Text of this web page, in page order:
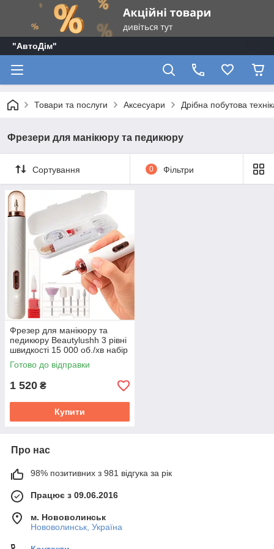
"АвтоДім"
Товари та послуги Аксесуари Дрібна побутова
Фрезери для манікюру та педикюру
Сортування 0 Фільтри
Фрезер для манікюру та
педикюру Beautylushh 3 рівні
швидкості 15 000 об./хв набір
6 фрез + алмазна фреза
(25805)
Готово до відправки
1 520 ₴
Купити
Про нас
98% позитивних з 981 відгука за рік
Працює з 09.06.2016
м. Нововолинськ
Нововолинськ, Україна